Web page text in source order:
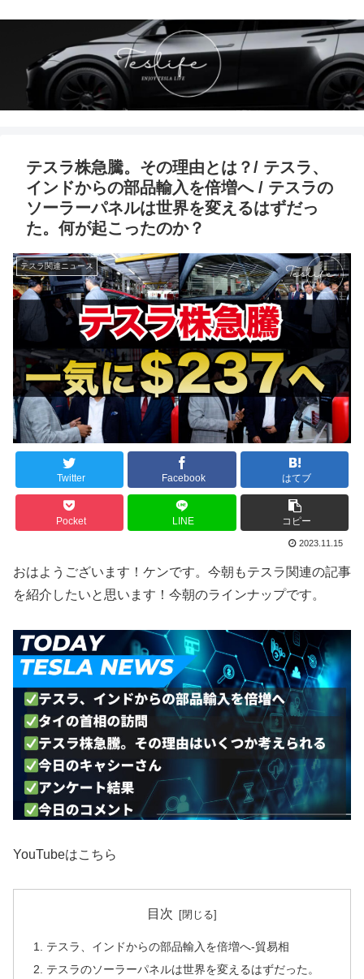
テスラ株急騰。その理由とは？/ テスラ、
インドからの部品輸入を倍増へ / テスラの
ソーラーパネルは世界を変えるはずだっ
た。何が起こったのか？
テスラ関連ニュース
Twitter Facebook はてブ
Pocket LINE コピー
2023.11.15
おはようございます！ケンです。今朝もテスラ関連の記事
を紹介したいと思います！今朝のラインナップです。
YouTubeはこちら
目次
テスラ、インドからの部品輸入を倍増へ-貿易相
テスラのソーラーパネルは世界を変えるはずだった。